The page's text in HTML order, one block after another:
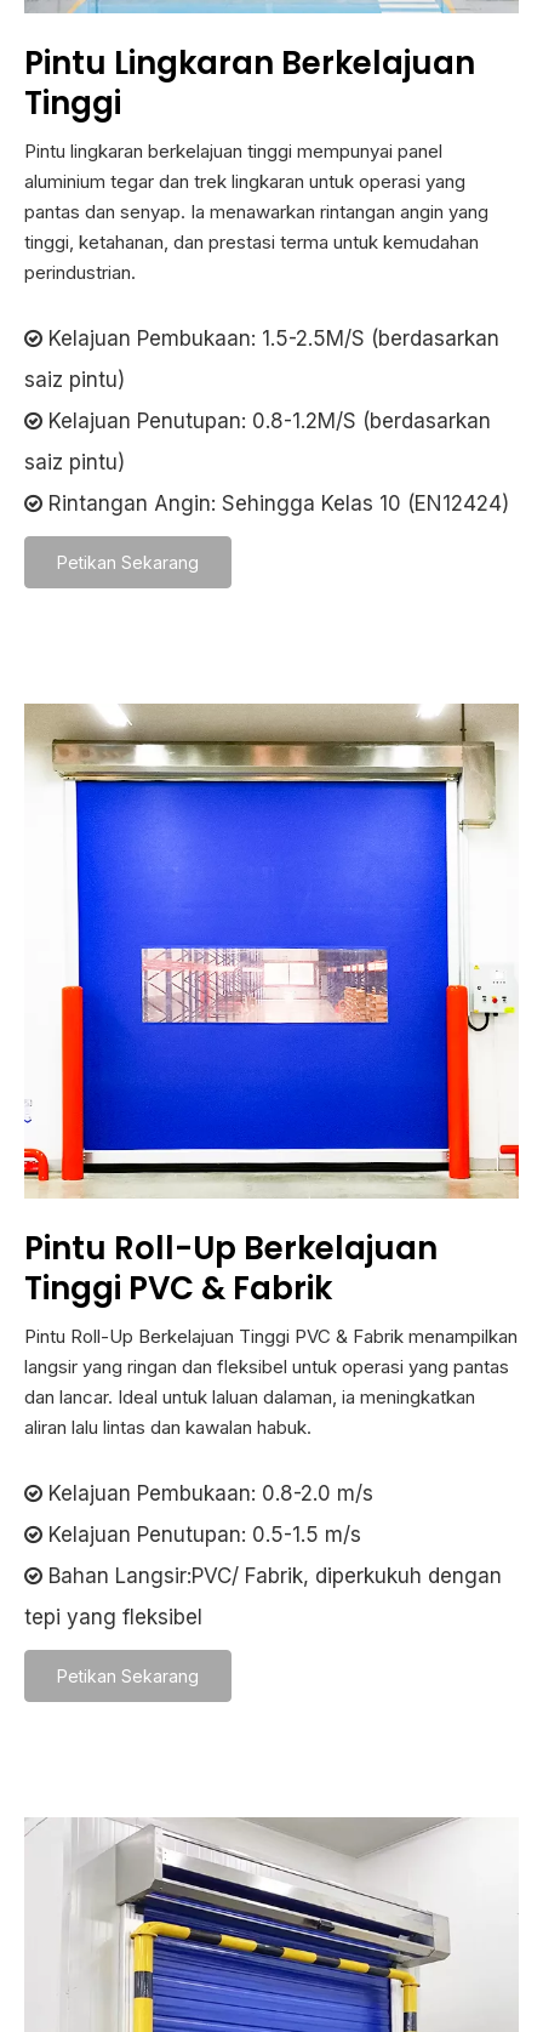
Pintu Lingkaran Berkelajuan
Tinggi
Pintu lingkaran berkelajuan tinggi mempunyai panel
aluminium tegar dan trek lingkaran untuk operasi yang
pantas dan senyap. Ia menawarkan rintangan angin yang
tinggi, ketahanan, dan prestasi terma untuk kemudahan
perindustrian.
 Kelajuan Pembukaan: 1.5-2.5M/S (berdasarkan
saiz pintu)
 Kelajuan Penutupan: 0.8-1.2M/S (berdasarkan
saiz pintu)
 Rintangan Angin: Sehingga Kelas 10 (EN12424)
Petikan Sekarang
Pintu Roll-Up Berkelajuan
Tinggi PVC & Fabrik
Pintu Roll-Up Berkelajuan Tinggi PVC & Fabrik menampilkan
langsir yang ringan dan fleksibel untuk operasi yang pantas
dan lancar. Ideal untuk laluan dalaman, ia meningkatkan
aliran lalu lintas dan kawalan habuk.
 Kelajuan Pembukaan: 0.8-2.0 m/s
 Kelajuan Penutupan: 0.5-1.5 m/s
 Bahan Langsir:PVC/ Fabrik, diperkukuh dengan
tepi yang fleksibel
Petikan Sekarang